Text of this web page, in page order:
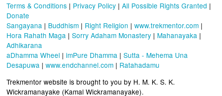
Terms & Conditions | Privacy Policy | All Possible Rights Granted |
Donate
Sangayana | Buddhism | Right Religion | www.trekmentor.com |
Hora Rahath Maga | Sorry Adaham Monastery | Mahanayaka |
Adhikarana
aDhamma Wheel | imPure Dhamma | Sutta - Mehema Una
Desapuwa | www.endchannel.com | Ratahadamu
Trekmentor website is brought to you by H. M. K. S. K.
Wickramanayake (Kamal Wickramanayake).